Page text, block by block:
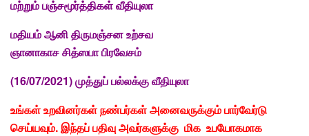
மற்றும் பஞ்சமூர்த்திகள் வீதியுலா
மதியம் ஆனி திருமஞ்சன உற்சவ
ஞானாகாச சித்ஸபா பிரவேசம்
(16/07/2021) முத்துப் பல்லக்கு வீதியுலா
உங்கள்உறவினர்கள்நண்பர்கள்அனைவருக்கும்பார்வேர்டு
செய்யவும்.இந்தப்பதிவுஅவர்களுக்கு மிக உபயோகமாக